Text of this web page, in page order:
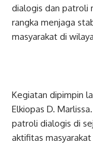
dialogis dan patroli
rangka menjaga
masyarakat di
Kegiatan dipimpin
Elkiopas D.
patroli dialogis di
aktifitas